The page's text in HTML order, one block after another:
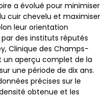
a évolué pour minimiser
cuir chevelu et maximiser
leur orientation
des instituts réputés
Clinique des Champs-
un aperçu complet de la
une période de dix ans.
précises sur le
obtenue et les